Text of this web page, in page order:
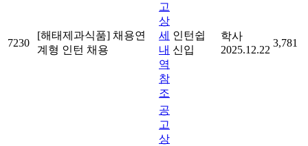
7230
[해태제과식품] 채용연
계형 인턴 채용
고
상
세
내
역
참
조
인턴쉽
신입
학사
2025.12.22
3,781
공
고
상